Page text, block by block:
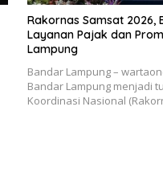
Rakornas Samsat 2026,
Layanan Pajak dan
Lampung
Bandar Lampung –
Bandar Lampung menjadi
Koordinasi Nasional